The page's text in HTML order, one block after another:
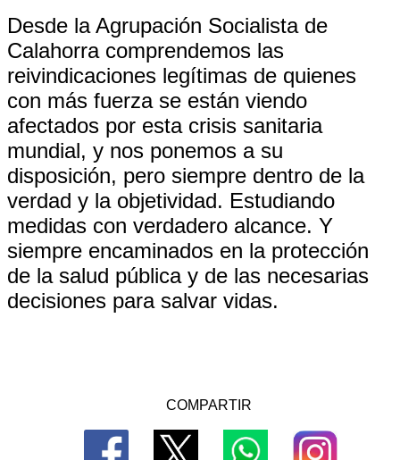
Desde la Agrupación Socialista de
Calahorra comprendemos las
reivindicaciones legítimas de quienes
con más fuerza se están viendo
afectados por esta crisis sanitaria
mundial, y nos ponemos a su
disposición, pero siempre dentro de la
verdad y la objetividad. Estudiando
medidas con verdadero alcance. Y
siempre encaminados en la protección
de la salud pública y de las necesarias
decisiones para salvar vidas.
COMPARTIR